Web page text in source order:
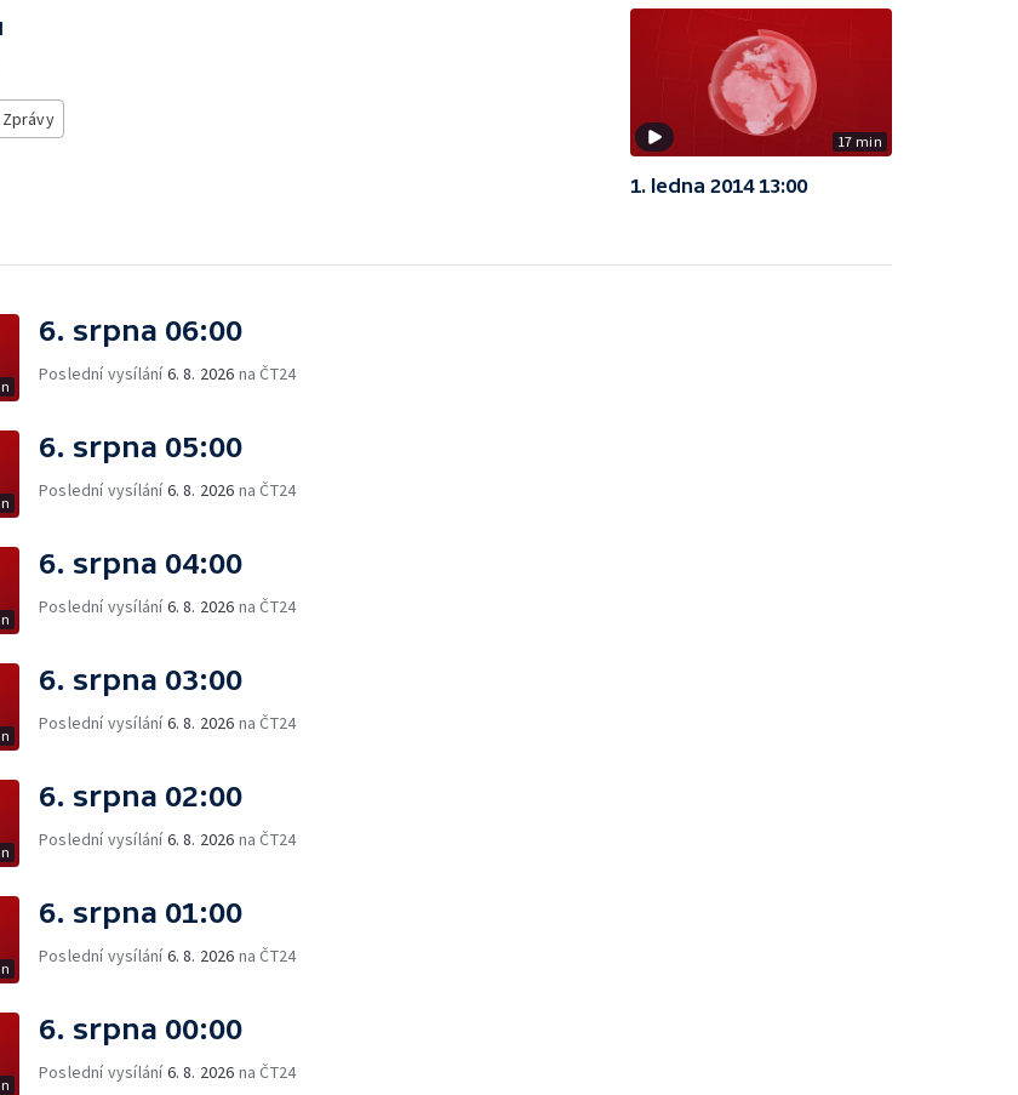
Zprávy
17 min
1. ledna 2014 13:00
6. srpna 06:00
Poslední vysílání6. 8. 2026 na ČT24
6. srpna 05:00
Poslední vysílání6. 8. 2026 na ČT24
6. srpna 04:00
Poslední vysílání6. 8. 2026 na ČT24
6. srpna 03:00
Poslední vysílání6. 8. 2026 na ČT24
6. srpna 02:00
Poslední vysílání6. 8. 2026 na ČT24
6. srpna 01:00
Poslední vysílání6. 8. 2026 na ČT24
6. srpna 00:00
Poslední vysílání6. 8. 2026 na ČT24